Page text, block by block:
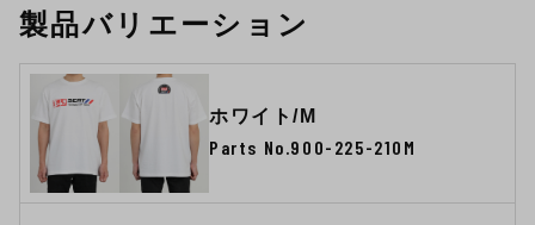
製品バリエーション
ホワイト/M
Parts No.900-225-210M